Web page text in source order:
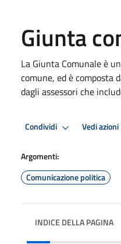
Giunta
La Giunta Comunale è
comune, ed è composta
dagli assessori che
Condividi Vedi azioni
Argomenti:
Comunicazione politica
INDICE DELLA PAGINA